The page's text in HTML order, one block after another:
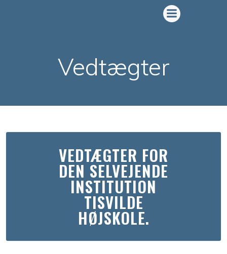
Vedtægter
VEDTÆGTER FOR
DEN SELVEJENDE
INSTITUTION
TISVILDE
HØJSKOLE.